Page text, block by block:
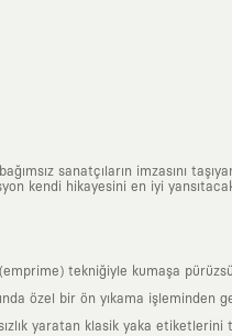
sanatçıların imzasını
kendi hikayesini en iyi
(emprime) tekniğiyle kumaşa
özel bir ön yıkama işleminden
yaratan klasik yaka